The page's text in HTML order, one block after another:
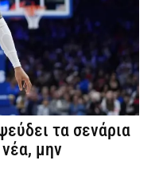
τα σενάρια
μην